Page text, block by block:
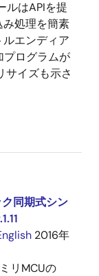
ルはAPIを提
処理を簡素
エンディア
プログラムが
サイズも示さ
同期式シン
2016年
リMCUの